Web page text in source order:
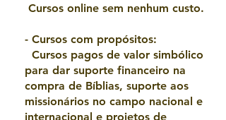
Cursos online sem nenhum custo.
- Cursos com propósitos:
Cursos pagos de valor simbólico
para dar suporte financeiro na
compra de Bíblias, suporte aos
missionários no campo nacional e
internacional e projetos de